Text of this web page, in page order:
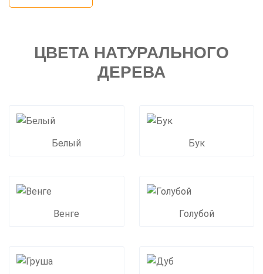
ЦВЕТА НАТУРАЛЬНОГО
ДЕРЕВА
Белый Бук
Венге Голубой